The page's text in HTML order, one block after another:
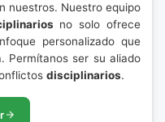
nuestros. Nuestro equipo
no solo ofrece
personalizado que
Permítanos ser su aliado
disciplinarios.